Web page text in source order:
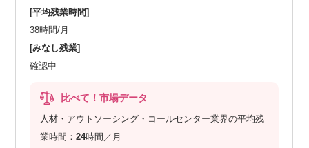
[平均残業時間]
38時間/月
[みなし残業]
確認中
比べて！市場データ
人材・アウトソーシング・コールセンター業界の平均残
業時間：24時間／月